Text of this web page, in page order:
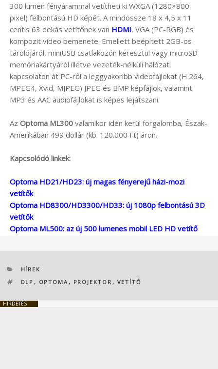
300 lumen fényárammal vetítheti ki WXGA (1280×800
pixel) felbontású HD képét. A mindössze 18 x 4,5 x 11
centis 63 dekás vetítőnek van HDMI, VGA (PC-RGB) és
kompozit video bemenete. Emellett beépített 2GB-os
tárolójáról, miniUSB csatlakozón keresztül vagy microSD
memóriakártyáról illetve vezeték-nélküli hálózati
kapcsolaton át PC-ről a leggyakoribb videofájlokat (H.264,
MPEG4, Xvid, MJPEG) JPEG és BMP képfájlok, valamint
MP3 és AAC audiofájlokat is képes lejátszani.
Az Optoma ML300 valamikor idén kerül forgalomba, Észak-
Amerikában 499 dollár (kb. 120.000 Ft) áron.
Kapcsolódó linkek:
Optoma HD21/HD23: új magas fényerejű házi-mozi
vetítők
Optoma HD8300/HD3300/HD33: új 1080p felbontású 3D
vetítők
Optoma ML500: az új 500 lumenes mobil LED HD vetítő
KATEGÓRIÁK
HÍREK
CÍMKÉK
DLP , OPTOMA , PROJEKTOR , VETÍTŐ
HIRDETÉS